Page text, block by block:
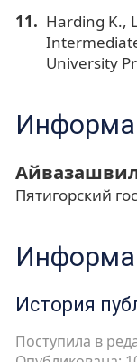
Harding K.,
University
Пятигорский
История
Поступила в